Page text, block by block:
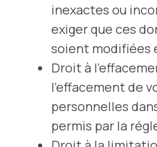
inexactes ou
exiger que ces
soient modifiées
Droit à
l’effacement de
personnelles
permis par la